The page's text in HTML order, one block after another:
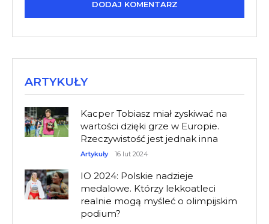
ARTYKUŁY
Kacper Tobiasz miał zyskiwać na
wartości dzięki grze w Europie.
Rzeczywistość jest jednak inna
Artykuły 16 lut 2024
IO 2024: Polskie nadzieje
medalowe. Którzy lekkoatleci
realnie mogą myśleć o olimpijskim
podium?